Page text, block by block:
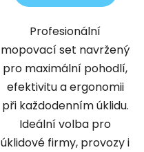
Profesionální
mopovací set navržený
pro maximální pohodlí,
efektivitu a ergonomii
při každodenním úklidu.
Ideální volba pro
úklidové firmy, provozy i